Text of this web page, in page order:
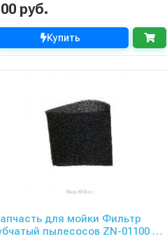
руб.
Купить
для мойки Фильтр
пылесосов ZN-01100 и